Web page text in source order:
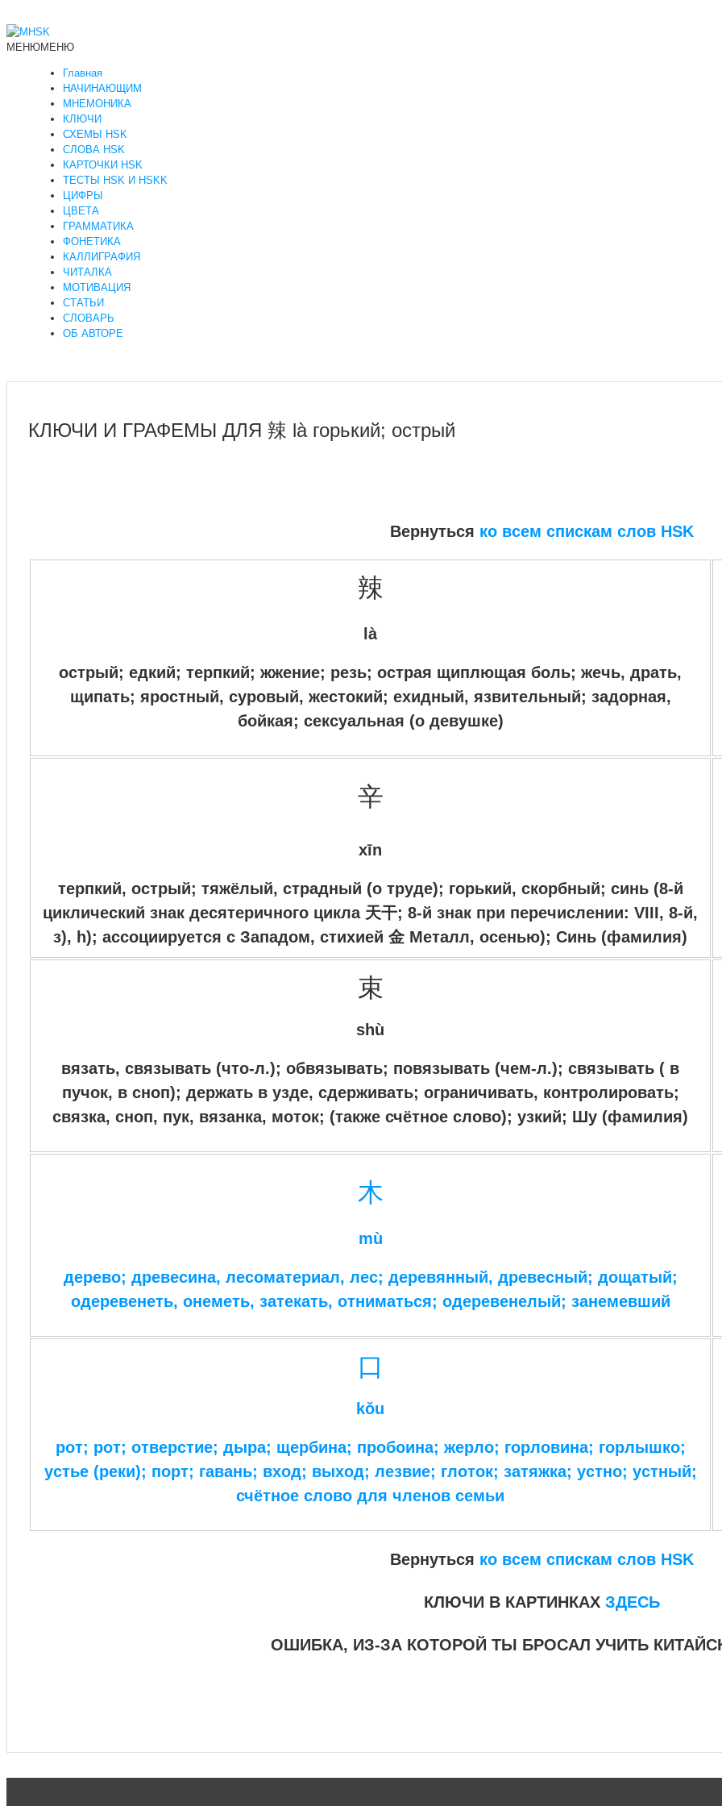
МЕНЮМЕНЮ
Главная
НАЧИНАЮЩИМ
МНЕМОНИКА
КЛЮЧИ
СХЕМЫ HSK
СЛОВА HSK
КАРТОЧКИ HSK
ТЕСТЫ HSK И HSKK
ЦИФРЫ
ЦВЕТА
ГРАММАТИКА
ФОНЕТИКА
КАЛЛИГРАФИЯ
ЧИТАЛКА
МОТИВАЦИЯ
СТАТЬИ
СЛОВАРЬ
ОБ АВТОРЕ
КЛЮЧИ И ГРАФЕМЫ ДЛЯ 辣 là горький; острый
Вернуться ко всем спискам слов HSK
辣
là
острый; едкий; терпкий; жжение; резь; острая щиплющая боль; жечь, драть,
щипать; яростный, суровый, жестокий; ехидный, язвительный; задорная,
бойкая; сексуальная (о девушке)
辛
xīn
терпкий, острый; тяжёлый, страдный (о труде); горький, скорбный; синь (8-й
циклический знак десятеричного цикла 天干; 8-й знак при перечислении: VIII, 8-й,
з), h); ассоциируется с Западом, стихией 金 Металл, осенью); Синь (фамилия)
束
shù
вязать, связывать (что-л.); обвязывать; повязывать (чем-л.); связывать ( в
пучок, в сноп); держать в узде, сдерживать; ограничивать, контролировать;
связка, сноп, пук, вязанка, моток; (также счётное слово); узкий; Шу (фамилия)
木
mù
дерево; древесина, лесоматериал, лес; деревянный, древесный; дощатый;
одеревенеть, онеметь, затекать, отниматься; одеревенелый; занемевший
口
kǒu
рот; рот; отверстие; дыра; щербина; пробоина; жерло; горловина; горлышко;
устье (реки); порт; гавань; вход; выход; лезвие; глоток; затяжка; устно; устный;
счётное слово для членов семьи
Вернуться ко всем спискам слов HSK
КЛЮЧИ В КАРТИНКАХ ЗДЕСЬ
ОШИБКА, ИЗ-ЗА КОТОРОЙ ТЫ БРОСАЛ УЧИТЬ